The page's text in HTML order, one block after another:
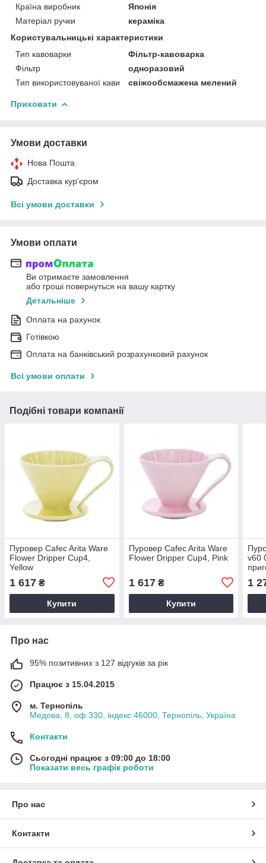
Країна виробник
Японія
Матеріал ручки
кераміка
Користувальницькі характеристики
Тип кавоварки
Фільтр-кавоварка
Фільтр
одноразовий
Тип використовуваної кави
свіжообсмажена мелений
Приховати
Умови доставки
Нова Пошта
Доставка кур'єром
Всі умови доставки
Умови оплати
Ви отримаєте замовлення
або гроші повернуться на вашу картку
Детальніше
Оплата на рахунок
Готівкою
Оплата на банківський розрахунковий рахунок
Всі умови оплати
Подібні товари компанії
Пуровер Cafec Arita Ware
Flower Dripper Cup4,
Yellow
1 617 ₴
Купити
Пуровер Cafec Arita Ware
Flower Dripper Cup4, Pink
1 617₴
Купити
v60
1
Про нас
95% позитивних з 127 відгуків за рік
Працює з 15.04.2015
м. Тернопіль
Медова, 8, оф.330, індекс 46000, Тернопіль, Україна
Контакти
Сьогодні працює з 09:00 до 18:00
Показати весь графік роботи
Про нас
Контакти